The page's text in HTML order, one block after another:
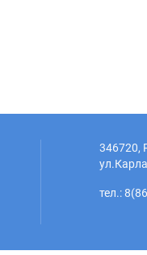
346720,
тел.: